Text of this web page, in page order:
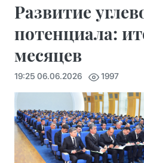
Развитие
потенциала:
месяцев
19:25 06.06.2026 1997